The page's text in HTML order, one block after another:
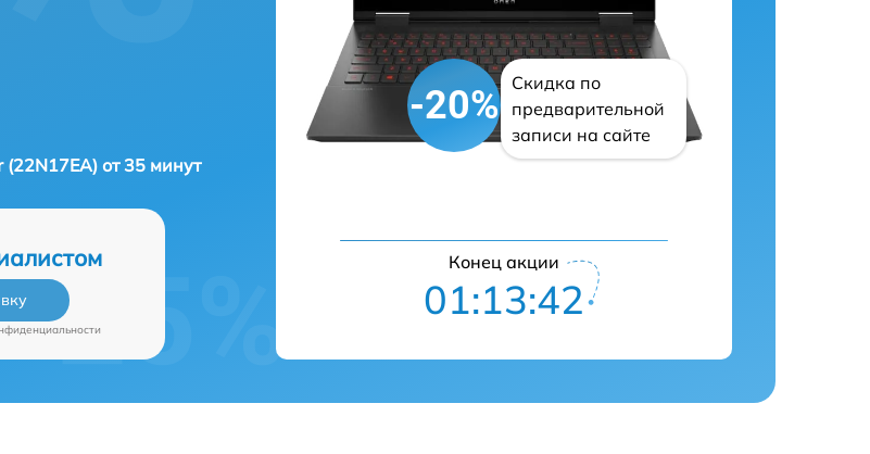
от 35 минут
-20%
Скидка по
предварительной
записи на сайте
Конец акции
01:13:41